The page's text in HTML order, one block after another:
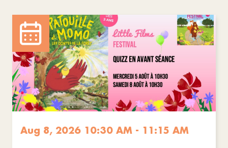
Aug 8, 2026 10:30 AM - 11:15 AM